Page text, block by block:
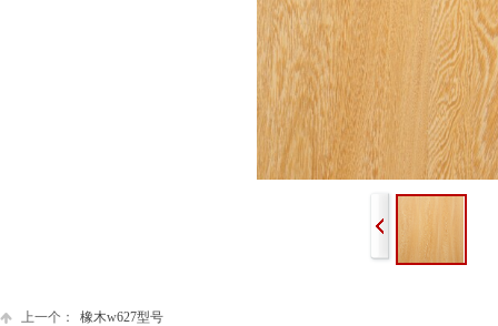
上一个：
橡木w627型号